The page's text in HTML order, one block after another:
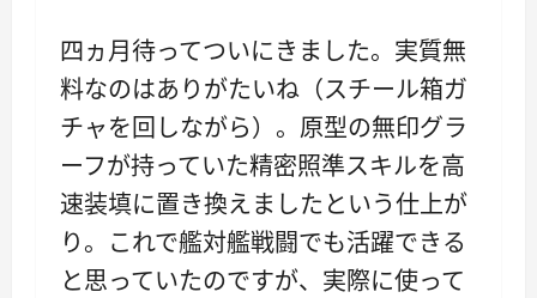
四ヵ月待ってついにきました。実質無
料なのはありがたいね（スチール箱ガ
チャを回しながら）。原型の無印グラ
ーフが持っていた精密照準スキルを高
速装填に置き換えましたという仕上が
り。これで艦対艦戦闘でも活躍できる
と思っていたのですが、実際に使って